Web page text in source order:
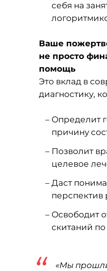
себя на
Ваше
не просто
помощь
Это вклад в
диагностику,
Определит
причину
Позволит
целевое
Даст
перспектив
Освободит
скитаний
«Мы